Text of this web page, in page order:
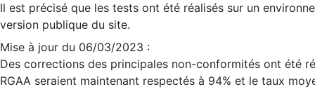
Il est précisé que les tests ont été réalisés sur un
version publique du site.
Mise à jour du 06/03/2023 :
Des corrections des principales non-conformités ont été
RGAA seraient maintenant respectés à 94% et le taux